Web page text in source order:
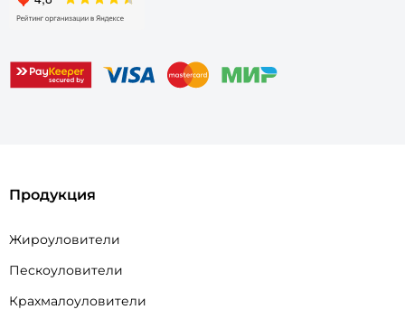
Продукция
Жироуловители
Пескоуловители
Крахмалоуловители